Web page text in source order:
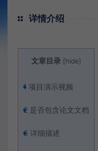
详情介绍
文章目录 [hide]
1 项目演示视频
2 是否包含论文文档
3 详细描述